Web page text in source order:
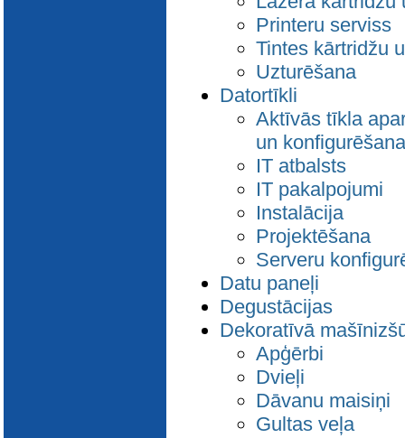
Printeru serviss
Tintes kārtridžu
Uzturēšana
Datortīkli
Aktīvās tīkla
un konfigurēšana
IT atbalsts
IT pakalpojumi
Instalācija
Projektēšana
Serveru
Datu paneļi
Degustācijas
Dekoratīvā
Apģērbi
Dvieļi
Dāvanu maisiņi
Gultas veļa